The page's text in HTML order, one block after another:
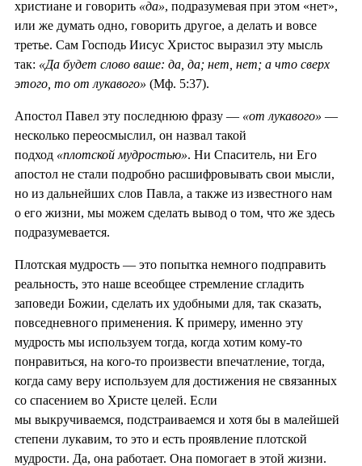
христиане и говорить «да», подразумевая при этом «нет»,
или же думать одно, говорить другое, а делать и вовсе
третье. Сам Господь Иисус Христос выразил эту мысль
так: «Да будет слово ваше: да, да; нет, нет; а что сверх
этого, то от лукавого» (Мф. 5:37).
Апостол Павел эту последнюю фразу — «от лукавого» —
несколько переосмыслил, он назвал такой
подход «плотской мудростью». Ни Спаситель, ни Его
апостол не стали подробно расшифровывать свои мысли,
но из дальнейших слов Павла, а также из известного нам
о его жизни, мы можем сделать вывод о том, что же здесь
подразумевается.
Плотская мудрость — это попытка немного подправить
реальность, это наше всеобщее стремление сгладить
заповеди Божии, сделать их удобными для, так сказать,
повседневного применения. К примеру, именно эту
мудрость мы используем тогда, когда хотим кому-то
понравиться, на кого-то произвести впечатление, тогда,
когда саму веру используем для достижения не связанных
со спасением во Христе целей. Если
мы выкручиваемся, подстраиваемся и хотя бы в малейшей
степени лукавим, то это и есть проявление плотской
мудрости. Да, она работает. Она помогает в этой жизни.